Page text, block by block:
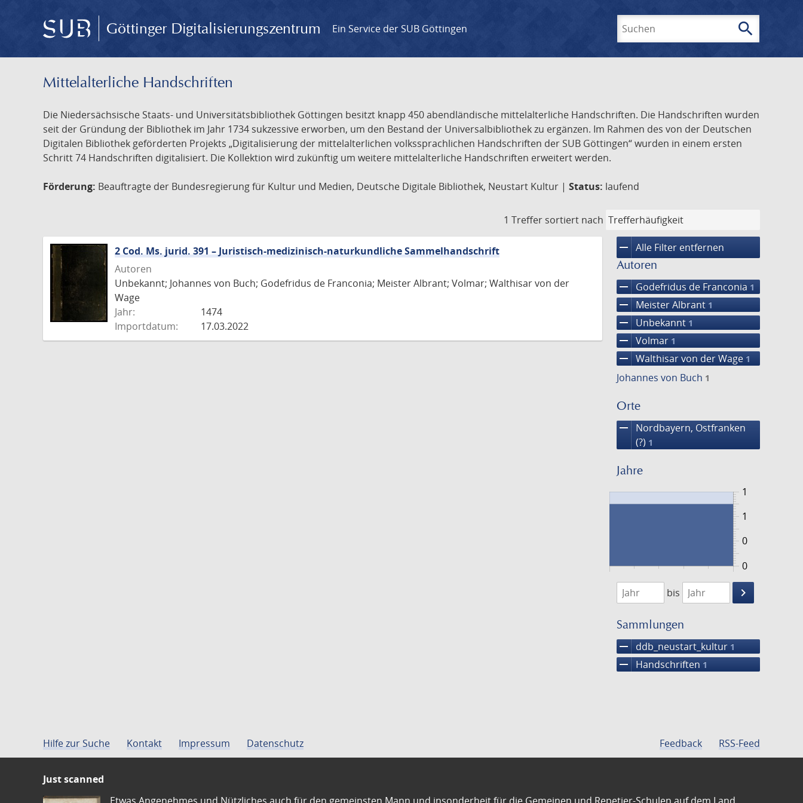
Göttinger Digitalisierungszentrum Ein Service der SUB Göttingen search
Mittelalterliche Handschriften
Die Niedersächsische Staats- und Universitätsbibliothek Göttingen besitzt knapp 450 abendländische mittelalterliche Handschriften. Die Handschriften wurden
seit der Gründung der Bibliothek im Jahr 1734 sukzessive erworben, um den Bestand der Universalbibliothek zu ergänzen. Im Rahmen des von der Deutschen
Digitalen Bibliothek geförderten Projekts „Digitalisierung der mittelalterlichen volkssprachlichen Handschriften der SUB Göttingen“ wurden in einem ersten
Schritt 74 Handschriften digitalisiert. Die Kollektion wird zukünftig um weitere mittelalterliche Handschriften erweitert werden.
Förderung: Beauftragte der Bundesregierung für Kultur und Medien, Deutsche Digitale Bibliothek, Neustart Kultur | Status: laufend
1 Treffer sortiert nach
remove Alle Filter entfernen
Autoren
remove Godefridus de Franconia 1
remove Meister Albrant 1
remove Unbekannt 1
remove Volmar 1
remove Walthisar von der Wage 1
Johannes von Buch 1
Orte
remove
Nordbayern, Ostfranken
(?) 1
Jahre
0
1
0
1
1474
1475
bis
keyboard_arrow_right
Suche
Sammlungen
remove ddb_neustart_kultur 1
remove Handschriften 1
2 Cod. Ms. jurid. 391 – Juristisch-medizinisch-naturkundliche Sammelhandschrift
Autoren
Unbekannt; Johannes von Buch; Godefridus de Franconia; Meister Albrant; Volmar; Walthisar von der
Wage
Jahr:
1474
Importdatum:
17.03.2022
Hilfe zur Suche Kontakt Impressum Datenschutz Feedback RSS-Feed
Just scanned